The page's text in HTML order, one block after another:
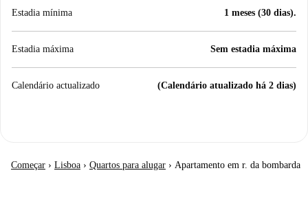
Estadia mínima 1 meses (30 dias).
Estadia máxima Sem estadia máxima
Calendário actualizado (Calendário atualizado há 2 dias)
Começar › Lisboa › Quartos para alugar › Apartamento em r. da bombarda